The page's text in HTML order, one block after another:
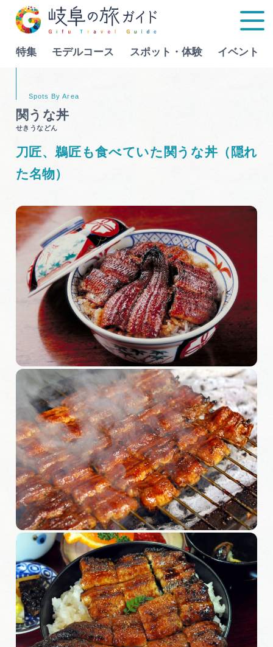
特集 モデルコース スポット・体験 イベント
モデルコース
スポット・体験
イベント
グルメ
旅の予約
アクセス
インフォメーション
ぎふ旅レポーター記事
早わかり岐阜
買い物・お土産
体験予約サイト「ＶＩＳＩＴ岐阜県」
岐阜県アウトドア観光キャンペーン
岐阜県まるごと観光エリアガイド
岐阜県観光データベース
旅行会社・観光事業者の皆様へ
Language
行きたいリストを見る
関うな丼
せきうなどん
刀匠、鵜匠も食べていた関うな丼（隠れ
た名物）